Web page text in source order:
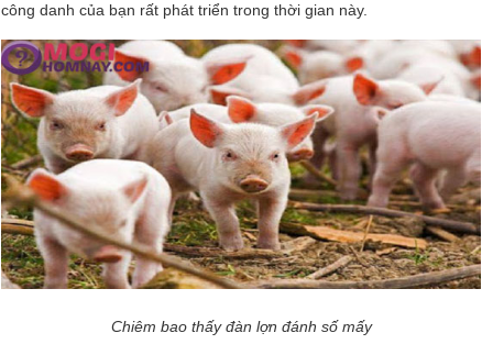
công danh của bạn rất phát triển trong thời gian này.
Chiêm bao thấy đàn lợn đánh số mấy